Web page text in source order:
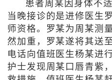
患者周某因身体不
当晚接诊的是进修医生
师资格。罗某为周某测
然加重，罗某遂将其送
电话向值班医生杨某进
护士发现周某口唇青紫